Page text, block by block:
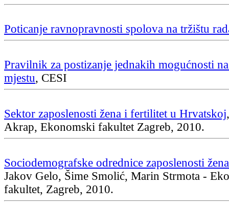
Poticanje ravnopravnosti spolova na tržištu
Pravilnik za postizanje jednakih mogućnosti
mjestu, CESI
Sektor zaposlenosti žena i fertilitet u Hrvatskoj
Akrap, Ekonomski fakultet Zagreb, 2010.
Sociodemografske odrednice zaposlenosti
Jakov Gelo, Šime Smolić, Marin Strmota -
fakultet, Zagreb, 2010.